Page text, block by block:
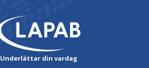
Underlättar din vardag